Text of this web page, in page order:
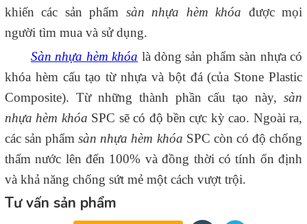
khiến các sản phẩm sàn nhựa hèm khóa được mọi
người tìm mua và sử dụng.
Sàn nhựa hèm khóa là dòng sản phẩm sàn nhựa có
khóa hèm cấu tạo từ nhựa và bột đá (của Stone Plastic
Composite). Từ những thành phần cấu tạo này, sàn
nhựa hèm khóa SPC sẽ có độ bền cực kỳ cao. Ngoài ra,
các sản phẩmsàn nhựa hèm khóa SPC còn có độ chống
thấm nước lên đến 100% và đồng thời có tính ổn định
và khả năng chống sứt mẻ một cách vượt trội.
Tư vấn sản phẩm